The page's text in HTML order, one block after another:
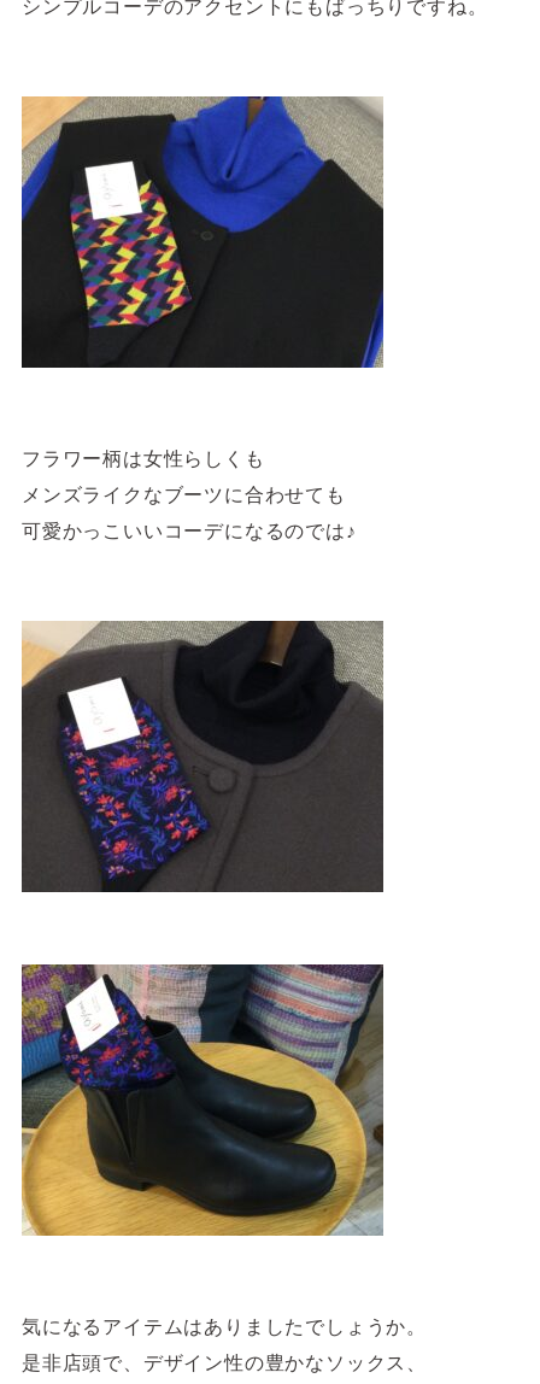
シンプルコーデのアクセントにもばっちりですね。
フラワー柄は女性らしくも
メンズライクなブーツに合わせても
可愛かっこいいコーデになるのでは♪
気になるアイテムはありましたでしょうか。
是非店頭で、デザイン性の豊かなソックス、